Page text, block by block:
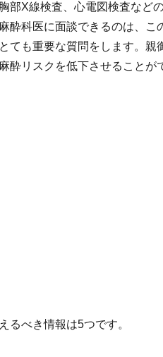
部X線検査、心電図検査など
酔科医に面談できるのは、こ
ても重要な質問をします。
酔リスクを低下させることが
るべき情報は5つです。